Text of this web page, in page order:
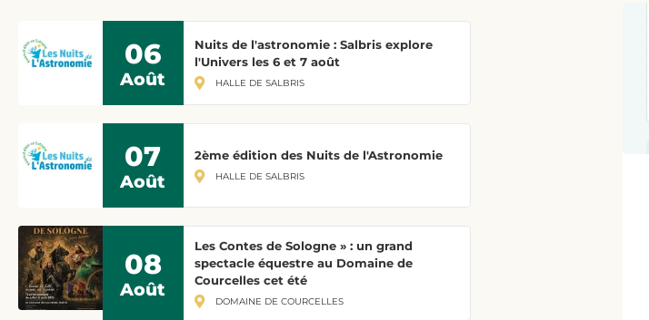
06
Août
Nuits de l'astronomie : Salbris explore
l'Univers les 6 et 7 août
HALLE DE SALBRIS
07
Août
2ème édition des Nuits de l'Astronomie
HALLE DE SALBRIS
08
Août
Les Contes de Sologne » : un grand
spectacle équestre au Domaine de
Courcelles cet été
DOMAINE DE COURCELLES